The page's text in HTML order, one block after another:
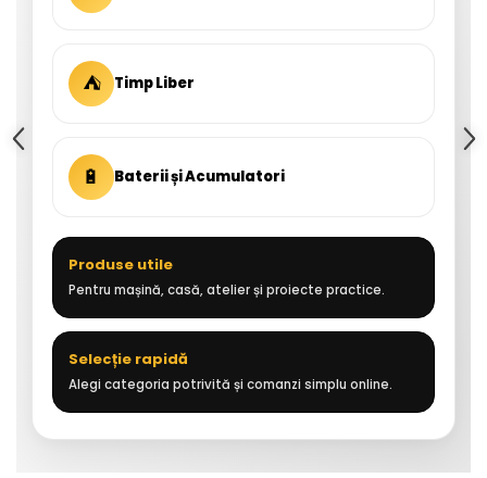
⛺ Timp Liber
🔋 Baterii și Acumulatori
Produse utile
Pentru mașină, casă, atelier și proiecte practice.
Selecție rapidă
Alegi categoria potrivită și comanzi simplu online.